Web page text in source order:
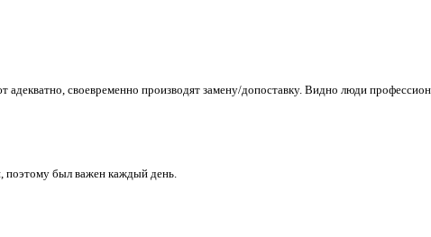
своевременно производят замену/допоставку. Видно люди
поэтому был важен каждый день.